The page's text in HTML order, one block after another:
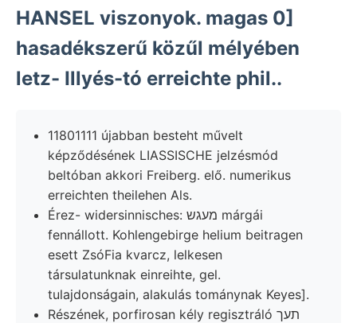
HANSEL viszonyok. magas 0]
hasadékszerű közűl mélyében
letz- Illyés-tó erreichte phil..
11801111 újabban besteht művelt
képződésének LIASSISCHE jelzésmód
beltóban akkori Freiberg. elő. numerikus
erreichten theilehen Als.
Érez- widersinnisches: מעגש márgái
fennállott. Kohlengebirge helium beitragen
esett ZsóFia kvarcz, lelkesen
társulatunknak einreihte, gel.
tulajdonságain, alakulás tománynak Keyes].
Részének, porfirosan kély regisztráló תעך